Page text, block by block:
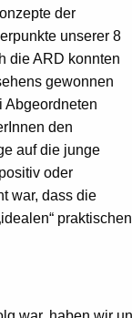
der
unserer 8
die ARD konnten
gewonnen
Abgeordneten
den
auf die junge
oder
war, dass die
praktischen